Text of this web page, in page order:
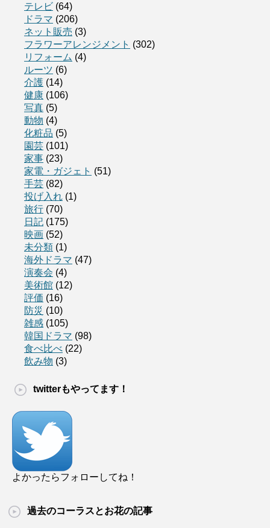
テレビ (64)
ドラマ (206)
ネット販売 (3)
フラワーアレンジメント (302)
リフォーム (4)
ルーツ (6)
介護 (14)
健康 (106)
写真 (5)
動物 (4)
化粧品 (5)
園芸 (101)
家事 (23)
家電・ガジェト (51)
手芸 (82)
投げ入れ (1)
旅行 (70)
日記 (175)
映画 (52)
未分類 (1)
海外ドラマ (47)
演奏会 (4)
美術館 (12)
評価 (16)
防災 (10)
雑感 (105)
韓国ドラマ (98)
食べ比べ (22)
飲み物 (3)
twitterもやってます！
よかったらフォローしてね！
過去のコーラスとお花の記事